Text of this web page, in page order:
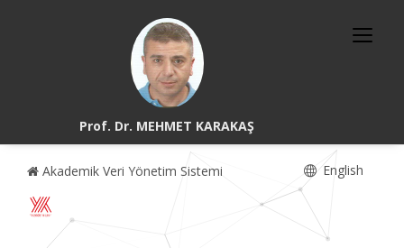
Prof. Dr. MEHMET KARAKAŞ
Akademik Veri Yönetim Sistemi English